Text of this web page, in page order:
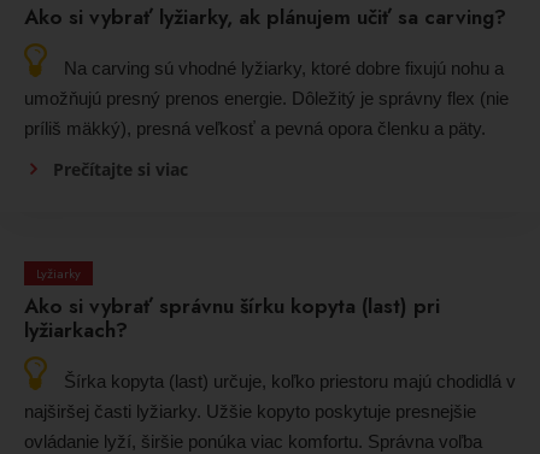
Ako si vybrať lyžiarky, ak plánujem učiť sa carving?
Na carving sú vhodné lyžiarky, ktoré dobre fixujú nohu a
umožňujú presný prenos energie. Dôležitý je správny flex (nie
príliš mäkký), presná veľkosť a pevná opora členku a päty.
Prečítajte si viac
Lyžiarky
Ako si vybrať správnu šírku kopyta (last) pri
lyžiarkach?
Šírka kopyta (last) určuje, koľko priestoru majú chodidlá v
najširšej časti lyžiarky. Užšie kopyto poskytuje presnejšie
ovládanie lyží, širšie ponúka viac komfortu. Správna voľba